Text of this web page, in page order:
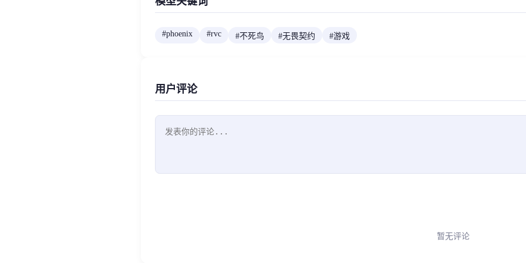
#phoenix #rvc #不死鸟 #无畏契约 #游戏
用户评论
暂无评论